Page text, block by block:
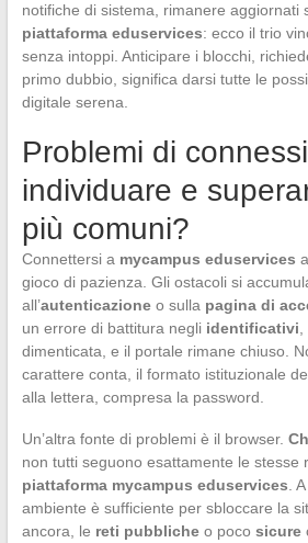
notifiche di sistema, rimanere aggiornati
piattaforma eduservices: ecco il trio
senza intoppi. Anticipare i blocchi,
primo dubbio, significa darsi tutte le
digitale serena.
Problemi di
individuare e
più comuni?
Connettersi a mycampus eduservices
gioco di pazienza. Gli ostacoli si
all’autenticazioneo sulla pagina di
un errore di battitura negli identificativi
dimenticata, e il portale rimane chiuso.
carattere conta, il formato istituzionale
alla lettera, compresa la password.
Un’altra fonte di problemi è il browser.
non tutti seguono esattamente le stesse
piattaforma mycampus eduservices .
ambiente è sufficiente per sbloccare la
ancora, le reti pubblicheo poco sicure